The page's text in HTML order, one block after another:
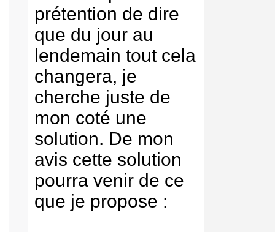
prétention de dire
que du jour au
lendemain tout cela
changera, je
cherche juste de
mon coté une
solution. De mon
avis cette solution
pourra venir de ce
que je propose :